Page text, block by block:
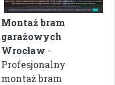
Montaż bram
garażowych
Wrocław -
Profesjonalny
montaż bram